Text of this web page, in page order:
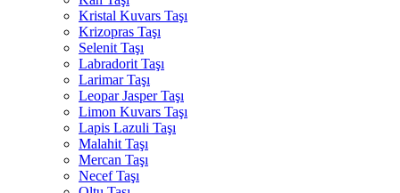
Kristal Kuvars Taşı
Krizopras Taşı
Selenit Taşı
Labradorit Taşı
Larimar Taşı
Leopar Jasper Taşı
Limon Kuvars Taşı
Lapis Lazuli Taşı
Malahit Taşı
Mercan Taşı
Necef Taşı